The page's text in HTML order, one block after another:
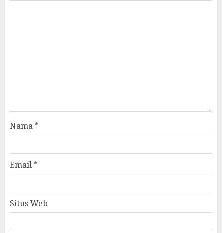
Nama *
Email *
Situs Web